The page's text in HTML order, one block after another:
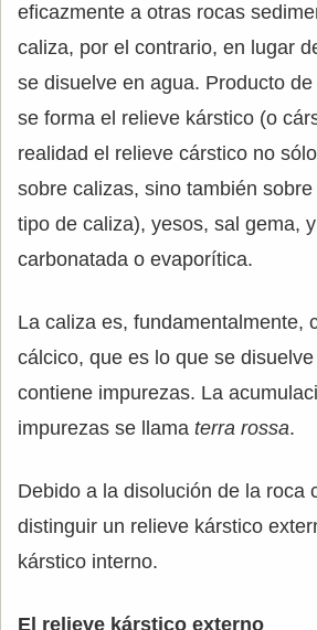
eficazmente a otras rocas
caliza, por el contrario, en lugar
se disuelve en agua. Producto
se forma el relieve kárstico (o
realidad el relieve cárstico no
sobre calizas, sino también
tipo de caliza), yesos, sal gema,
carbonatada o evaporítica.
La caliza es, fundamentalmente,
cálcico, que es lo que se
contiene impurezas. La
impurezas se llama terra rossa.
Debido a la disolución de la roca
distinguir un relieve kárstico
kárstico interno.
El relieve kárstico externo